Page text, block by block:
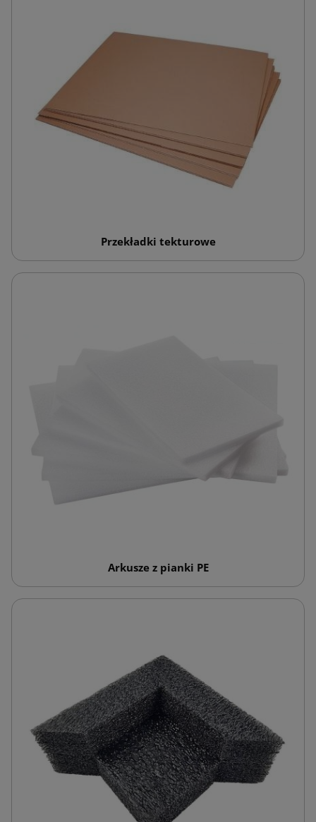
Przekładki tekturowe
Arkusze z pianki PE